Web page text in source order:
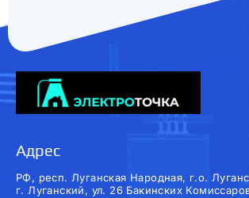
Адрес
РФ, респ. Луганская Народная, г.о.
г. Луганский, ул. 26 Бакинских